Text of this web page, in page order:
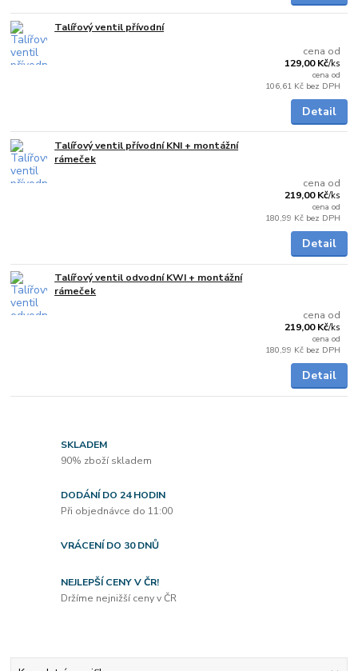
Talířový ventil přívodní
cena od
129,00 Kč/ks
cena od
106,61 Kč bez DPH
Detail
Talířový ventil přívodní KNI + montážní
rámeček
cena od
219,00 Kč/ks
cena od
180,99 Kč bez DPH
Detail
Talířový ventil odvodní KWI + montážní
rámeček
cena od
219,00 Kč/ks
cena od
180,99 Kč bez DPH
Detail
SKLADEM
90% zboží skladem
DODÁNÍ DO 24 HODIN
Při objednávce do 11:00
VRÁCENÍ DO 30 DNŮ
NEJLEPŠÍ CENY V ČR!
Držíme nejnižší ceny v ČR